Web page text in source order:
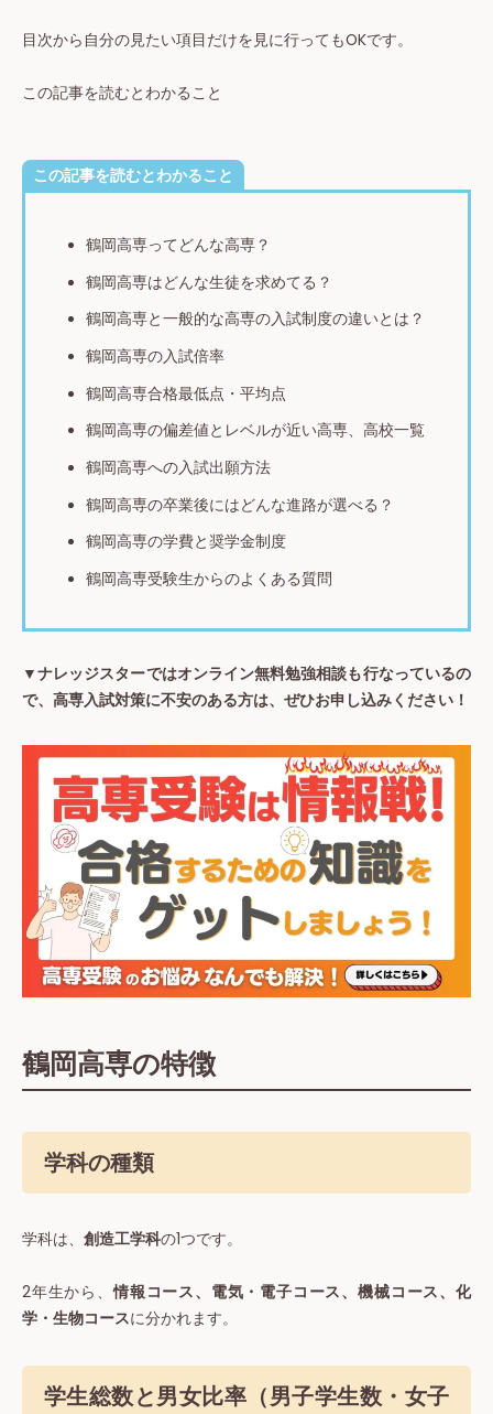
目次から自分の見たい項目だけを見に行ってもOKです。
この記事を読むとわかること
この記事を読むとわかること
鶴岡高専ってどんな高専？
鶴岡高専はどんな生徒を求めてる？
鶴岡高専と一般的な高専の入試制度の違いとは？
鶴岡高専の入試倍率
鶴岡高専合格最低点・平均点
鶴岡高専の偏差値とレベルが近い高専、高校一覧
鶴岡高専への入試出願方法
鶴岡高専の卒業後にはどんな進路が選べる？
鶴岡高専の学費と奨学金制度
鶴岡高専受験生からのよくある質問
▼ナレッジスターではオンライン無料勉強相談も行なっているの
で、高専入試対策に不安のある方は、ぜひお申し込みください！
鶴岡高専の特徴
学科の種類
学科は、 創造工学科の1つです。
2年生から、情報コース、電気・電子コース、機械コース、化
学・生物コースに分かれます。
学生総数と男女比率（男子学生数・女子